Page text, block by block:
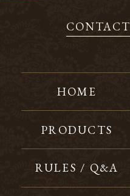
CONTACT
HOME
PRODUCTS
RULES / Q&A